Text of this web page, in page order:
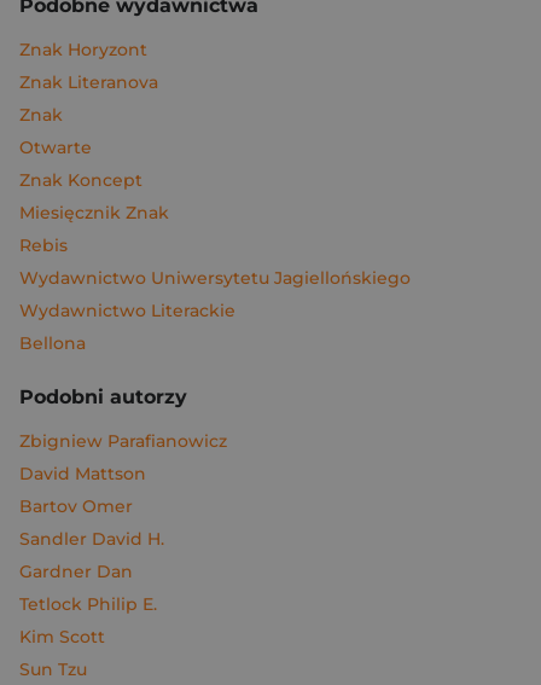
Podobne wydawnictwa
Znak Horyzont
Znak Literanova
Znak
Otwarte
Znak Koncept
Miesięcznik Znak
Rebis
Wydawnictwo Uniwersytetu Jagiellońskiego
Wydawnictwo Literackie
Bellona
Podobni autorzy
Zbigniew Parafianowicz
David Mattson
Bartov Omer
Sandler David H.
Gardner Dan
Tetlock Philip E.
Kim Scott
Sun Tzu